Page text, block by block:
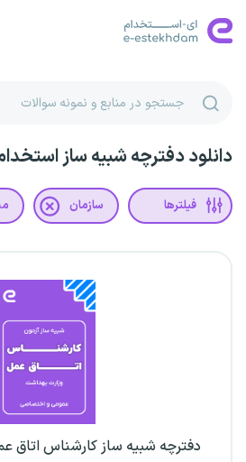
دانلود دفترچه شبیه ساز
فیلترها سازمان
دفترچه شبیه ساز کارشناس اتاق